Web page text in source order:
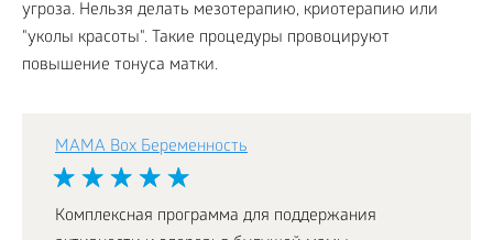
угроза. Нельзя делать мезотерапию, криотерапию или
"уколы красоты". Такие процедуры провоцируют
повышение тонуса матки.
MAMA Box Беременность
Комплексная программа для поддержания